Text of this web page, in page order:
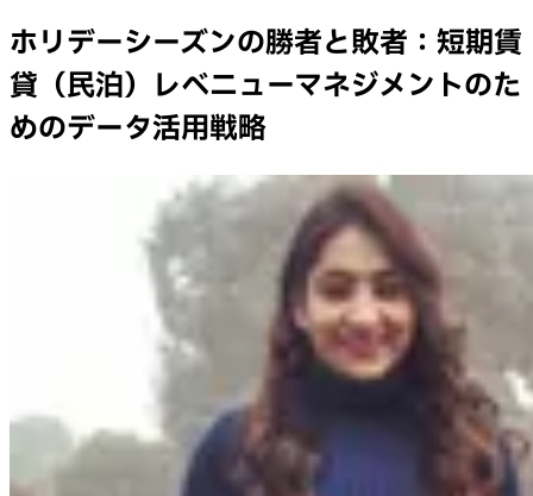
ホリデーシーズンの勝者と敗者：短期賃
貸（民泊）レベニューマネジメントのた
めのデータ活用戦略